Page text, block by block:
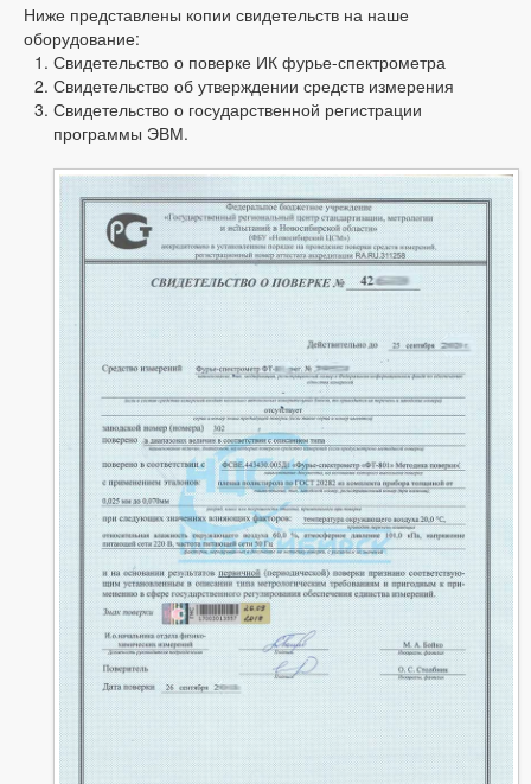
Ниже представлены копии свидетельств на наше
оборудование:
Свидетельство о поверке ИК фурье-спектрометра
Свидетельство об утверждении средств измерения
Свидетельство о государственной регистрации
программы ЭВМ.